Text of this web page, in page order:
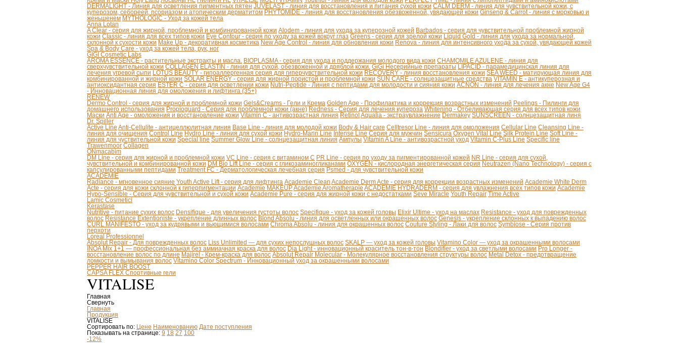
DERMALIGHT - Линия для осветления пигментных пятен JUVELAST - линия для восстановления и питания сухой кожи CALM DERM - линия для чувствительной кожи, с
куперозом, себореей, псориазом и атопическим дерматитом PHYTOMIDE - линия для восстановления обезвоженной, увядающей кожи Ginseng & Carrot - линия с морковью и
женьшенем MYTHOLOGIC - Уход за кожей тела
Anna Lotan
A Clear - серия для жирной, проблемной и комбинированной кожи Alodem - линия для ухода за куперозной кожей Barbados - серия для чувствительной проблемной жирной
кожи Classic - линия для всех типов кожи Eye Contour - серия по уходу за кожей вокруг глаз Greens - серия для зрелой кожи Liquid Gold - линия для ухода за нормальной,
склонной к сухости кожи Make Up - декоративная косметика New Age Control - линия для обновления кожи Renova - линия для интенсивного ухода за сухой, увядающей кожей
Spa & Body Care - уход за кожей тела, рук, ног
GIGI Cosmetic Labs
AROMA ESSENCE - растительные экстракты и масла. BIOPLASMA - серия для ухода и поддержания молодого вида кожи CHAMOMILE AZULENE - линия для
сверхчувствительной кожи COLLAGEN ELASTIN - линия для сухой, обезвоженной и дряблой кожи. GiGi Несерийные препараты LIPACID - парамедицинская линия для
лечения угревой сыпи LOTUS BEAUTY - гипоаллергенная серия для гиперчувствительной кожи RECOVERY - линия восстановления кожи SEA WEED - матирующая линия для
комбинированной и жирной кожи SOLAR ENERGY - серия для жирной пористой и проблемной кожи SUN CARE - солнцезащитные средства VITAMIN E - антикуперозная и
антиоксидантная серия ESTER C - серия для осветлении кожи Nutri-Peptide - Линия с пептидами для молодости и сияния кожи ACNON - линия для лечения акне New Age G4
- Инновационная линия для омоложения и лифтинга (35+)
RENEW
Dermo Control - серия для жирной и проблемной кожи Gels&Creams - Гели и Крема Golden Age - Профилактика и коррекция возрастных изменений Peelings - Пилинги для
домашнего использования Propioguard - Серия для проблемной кожи (акне) Redness - Серия для лечения купероза Whitening - Отбеливающая серия для всех типов кожи
Маски Anti Age - омоложения и восстановление кожи Vitamin C - антивозрастная линия Retinol Aqualia - экстраувлажнение Dermakey SUNSCREEN - солнцезащитная линя
Dr. Spiller
Active Line Anti-Cellulite - антицеллюлитная линия Base Line - линия для молодой кожи Body & Hair care Celltresor Line - линия для омоложения Cellular Line Cleansing Line -
линия для очищения Control Line Hydro Line - линия для сухой кожи Hydro-Marin Line Intense Line Серия для мужчин Sensicura Oxygen Vital Line Silk Protein Line Soft Line -
линия для чуствительной кожи Special line Summer Glow Line - солнцезащитная линия Ампулы Vitamin A Line - антивозрастной уход Vitamin C-Plus Line Specific line
Trawenmoor Collagen
ONmacabim
DM Line - серия для жирной и проблемной кожи VC Line - серия с витамином С PR Line - серия по уходу за пигментированной кожей NR Line - серия для сухой,
чувствительной и комбинированной кожи DM Bio Lift Line - cерия с гликозаминогликанами OXYGEN - кислородная энергетическая серия Neutrazen (Nano Technology) - серия с
капсулированными пептидами Treatment FC - Дерматологическая лечебная серия Psmed - для чувствительной кожи
ACADEMIE
Radiance - мгновенное сияние Youth Active Lift - серия для лифтинга Academie Clean Academie Derm Acte - серия для коррекции возрастных изменений Academie White Derm
Acte - серия для кожи склонной к гиперпигментации Academie MAKEUPAcademie Aromatherapie ACADEMIE HYDRADERM - серия для увлажнения всех типов кожи Academie
Hypo-Sensible - Серия для чувствительной и сухой кожи Academie Pure - серия для жирной кожи с недостатками Seve Miracle Youth Repair Time Active
Lamic Cosmetici
Kerastase
Nutritive - питание сухих волос Densifique - для увеличения густоты волос Specifique - уход за кожей головы Elixir Ultime - уход на маслах Resistance - уход для поврежденных
волос Resistance Extentioniste - укрепление длинных волос Blond Absolu - линия для осветленных или окрашенных волос Genesis - укрепление склонных к выпадению волос
CURL MANIFESTO - уход за кудрявыми и вьющимися волосами Chroma Absolu - линия для окрашенных волос Couture Styling - Лаки для волос Symbiose - Серия против
перхоти
Loreal Professionnel
Absolut Repair - Для поврежденных волос Liss Unlimited — для сухих непослушных волос SKALP — уход за кожей головы Vitamino Color — уход за окрашенными волосами
INOA Mix 1+1 — профессиональная без аммиачная краска для волос Dia Light - инновационный краситель тон-в-тон Blondifier - уход за светлыми волосами Pro Longer -
восстановление волос по длине Majirel - Крем-краска для волос Absolut Repair Molecular - Молекулярное восстановления структуры волос Metal Detox - предотвращение
ломкости и вымывания волос Vitamino Color Spectrum - Инновационный уход за окрашенными волосами
PEPPER HAIR BOOST
CAPSA FLEX Спортивные гели
VITALISE
Главная
Свернуть
Главная
Продукция
VITALISE
Сортировать по: Цене Наименованию Дате поступления
Показывать на странице: 9 18 27 100
-12%